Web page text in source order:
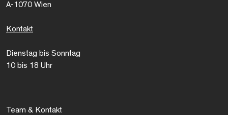
A-1070 Wien
Kontakt
Dienstag bis Sonntag
10 bis 18 Uhr
Team & Kontakt